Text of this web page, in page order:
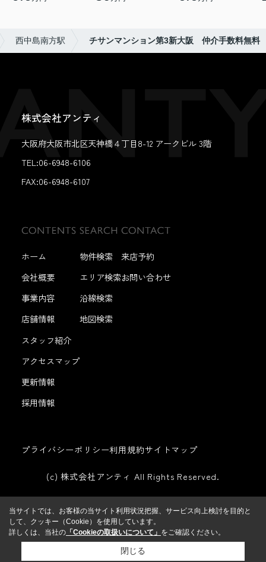
西中島南方駅 チサンマンション第3新大阪 仲介手数料無料
株式会社アンティ
大阪府大阪市北区天神橋４丁目8-12 アークビル 3階
TEL:06-6948-6106
FAX:06-6948-6107
ホーム
会社概要
事業内容
店舗情報
スタッフ紹介
アクセスマップ
更新情報
採用情報
物件検索
エリア検索
沿線検索
地図検索
来店予約
お問い合わせ
プライバシーポリシー利用規約サイトマップ
(c) 株式会社アンティ All Rights Reserved.
当サイトでは、お客様の当サイト利用状況把握、サービス向上検討を目的と
して、クッキー（Cookie）を使用しています。
詳しくは、当社の 「Cookieの取扱いについて」 をご確認ください。
閉じる